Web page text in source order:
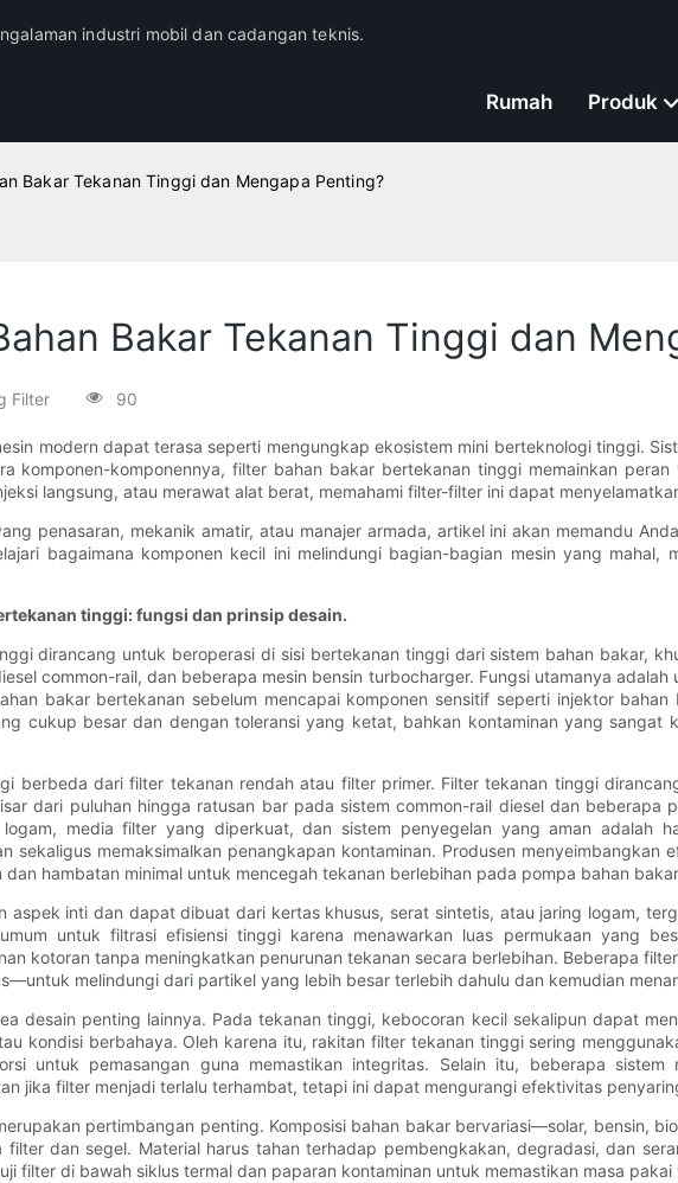
industri mobil dan cadangan teknis.
Rumah Produk
Bakar Tekanan Tinggi dan Mengapa Penting?
Bakar Tekanan Tinggi dan
Filter 90
modern dapat terasa seperti mengungkap ekosistem mini berteknologi tinggi.
komponen-komponennya, filter bahan bakar bertekanan tinggi memainkan
langsung, atau merawat alat berat, memahami filter-filter ini dapat
penasaran, mekanik amatir, atau manajer armada, artikel ini akan memandu
bagaimana komponen kecil ini melindungi bagian-bagian mesin yang mahal,
tinggi: fungsi dan prinsip desain.
dirancang untuk beroperasi di sisi bertekanan tinggi dari sistem bahan bakar,
common-rail, dan beberapa mesin bensin turbocharger. Fungsi utamanya
bakar bertekanan sebelum mencapai komponen sensitif seperti injektor
cukup besar dan dengan toleransi yang ketat, bahkan kontaminan yang sangat
berbeda dari filter tekanan rendah atau filter primer. Filter tekanan tinggi
dari puluhan hingga ratusan bar pada sistem common-rail diesel dan beberapa
media filter yang diperkuat, dan sistem penyegelan yang aman adalah
sekaligus memaksimalkan penangkapan kontaminan. Produsen
hambatan minimal untuk mencegah tekanan berlebihan pada pompa bahan
aspek inti dan dapat dibuat dari kertas khusus, serat sintetis, atau jaring logam,
untuk filtrasi efisiensi tinggi karena menawarkan luas permukaan yang
kotoran tanpa meningkatkan penurunan tekanan secara berlebihan. Beberapa
melindungi dari partikel yang lebih besar terlebih dahulu dan kemudian
desain penting lainnya. Pada tekanan tinggi, kebocoran kecil sekalipun dapat
kondisi berbahaya. Oleh karena itu, rakitan filter tekanan tinggi sering
untuk pemasangan guna memastikan integritas. Selain itu, beberapa
jika filter menjadi terlalu terhambat, tetapi ini dapat mengurangi efektivitas
pertimbangan penting. Komposisi bahan bakar bervariasi—solar, bensin,
dan segel. Material harus tahan terhadap pembengkakan, degradasi, dan
filter di bawah siklus termal dan paparan kontaminan untuk memastikan masa